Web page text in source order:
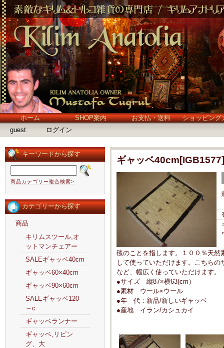
ホーム SHOP案内 お支払・送料
ショッピング
guest
ログイン
キーワードから探す
商品カテゴリー複合検索>
カテゴリーから探す
商品
キリムスツール,オ
ットマンチェアー
SALEギャッベ40cm
ギャッベ60×40cm
ギャッベ90×60cm
SALEギャッベ120
～c
ギャッベランナー
ギャッベ,リビン
グ、大
ギャッベ40cm[IGB1577]
毯のことを指します。１００％天
して使っていただけます。こちら
など、幅広く使っていただけます。
●サイズ 縦87×横63(cm）
●素材 ウール×ウール
●年 代：新品/新しいギャッベ
●産地 イラン/カシュカイ